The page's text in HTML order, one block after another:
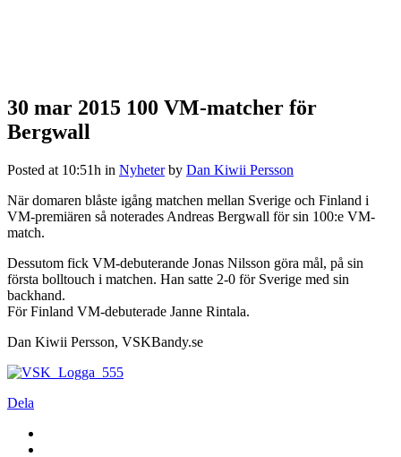
30 mar 2015 100 VM-matcher för
Bergwall
Posted at 10:51h in Nyheter by Dan Kiwii Persson
När domaren blåste igång matchen mellan Sverige och Finland i
VM-premiären så noterades Andreas Bergwall för sin 100:e VM-
match.
Dessutom fick VM-debuterande Jonas Nilsson göra mål, på sin
första bolltouch i matchen. Han satte 2-0 för Sverige med sin
backhand.
För Finland VM-debuterade Janne Rintala.
Dan Kiwii Persson, VSKBandy.se
Dela